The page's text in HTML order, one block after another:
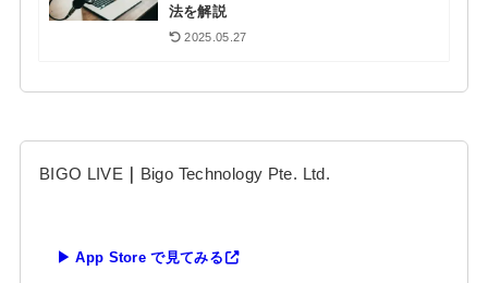
法を解説
2025.05.27
BIGO LIVE ｜ Bigo Technology Pte. Ltd.
▶ App Store で見てみる